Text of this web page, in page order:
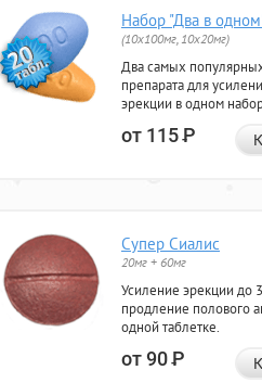
Набор "Два в
(10x100мг, 10x20мг)
Два самых
препарата для
эрекции в одном
от 115Р
Супер Сиалис
20мг + 60мг
Усиление эрекции до
продление полового
одной таблетке.
от 90Р